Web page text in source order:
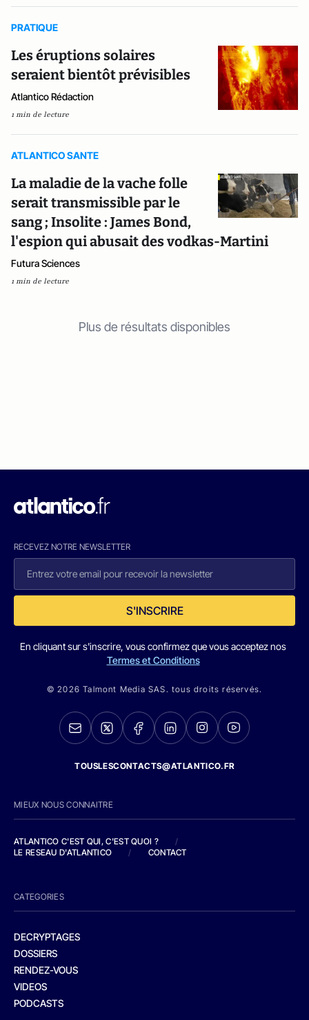
PRATIQUE
Les éruptions solaires
seraient bientôt prévisibles
Atlantico Rédaction
1 min de lecture
ATLANTICO SANTE
La maladie de la vache folle
serait transmissible par le
sang ; Insolite : James Bond,
l'espion qui abusait des vodkas-Martini
Futura Sciences
1 min de lecture
Plus de résultats disponibles
RECEVEZ NOTRE NEWSLETTER
S'INSCRIRE
En cliquant sur s'inscrire, vous confirmez que vous acceptez nos
Termes et Conditions
© 2026 Talmont Media SAS. tous droits réservés.
TOUSLESCONTACTS@ATLANTICO.FR
MIEUX NOUS CONNAITRE
ATLANTICO C'EST QUI, C'EST QUOI ?
/
LE RESEAU D'ATLANTICO
/ CONTACT
CATEGORIES
DECRYPTAGES
DOSSIERS
RENDEZ-VOUS
VIDEOS
PODCASTS